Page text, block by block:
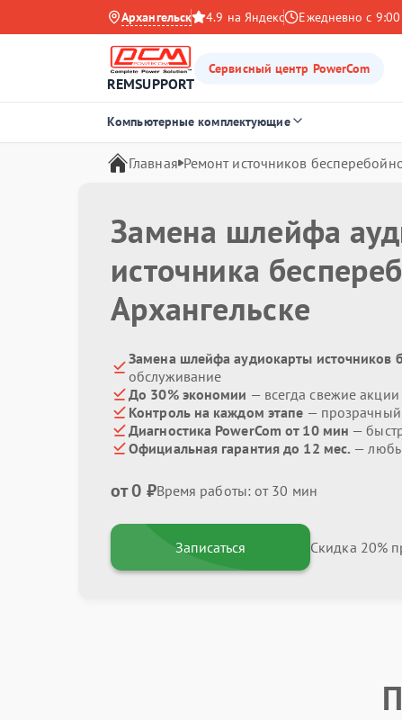
Архангельск 4.9 на Яндекс Ежедневно с
REMSUPPORT
Сервисный центр PowerCom
Компьютерные комплектующие
Главная Ремонт источников
Замена шлейфа
источника
Архангельске
Замена шлейфа аудиокарты источников
обслуживание
До 30% экономии — всегда свежие
Контроль на каждом этапе —
Диагностика PowerCom от 10 мин —
Официальная гарантия до 12 мес. —
от 0 ₽Время работы: от 30 мин
Записаться Скидка 20%